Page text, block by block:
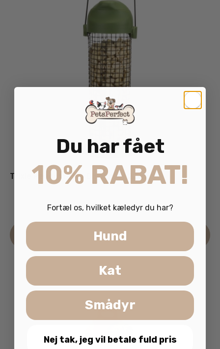
Trixie Peanutfoder Dispenser 22cm
Læs mere
Du har fået
10% RABAT!
Fortæl os, hvilket kæledyr du har?
Hund
Kat
Smådyr
Nej tak, jeg vil betale fuld pris